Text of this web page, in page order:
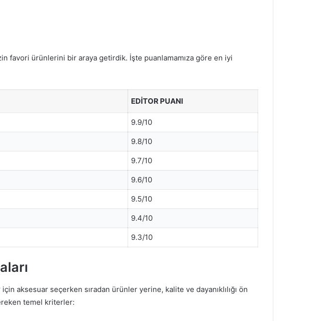
favori ürünlerini bir araya getirdik. İşte puanlamamıza göre en iyi
EDITOR PUANI
9.9/10
9.8/10
9.7/10
9.6/10
9.5/10
9.4/10
9.3/10
aksesuar seçerken sıradan ürünler yerine, kalite ve dayanıklılığı ön
temel kriterler: